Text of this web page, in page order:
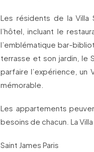
Les résidents de la Villa
l’hôtel, incluant le
l’emblématique bar-
terrasse et son jardin, le
parfaire l’expérience, un
mémorable.
Les appartements
besoins de chacun. La
Saint James Paris